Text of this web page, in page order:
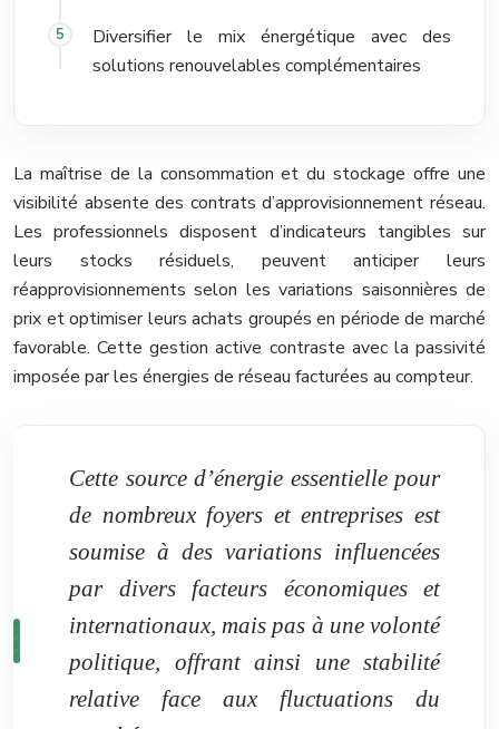
Diversifier le mix énergétique avec des
solutions renouvelables complémentaires
La maîtrise de la consommation et du stockage offre une
visibilité absente des contrats d’approvisionnement réseau.
Les professionnels disposent d’indicateurs tangibles sur
leurs stocks résiduels, peuvent anticiper leurs
réapprovisionnements selon les variations saisonnières de
prix et optimiser leurs achats groupés en période de marché
favorable. Cette gestion active contraste avec la passivité
imposée par les énergies de réseau facturées au compteur.
Cette source d’énergie essentielle pour
de nombreux foyers et entreprises est
soumise à des variations influencées
par divers facteurs économiques et
internationaux, mais pas à une volonté
politique, offrant ainsi une stabilité
relative face aux fluctuations du